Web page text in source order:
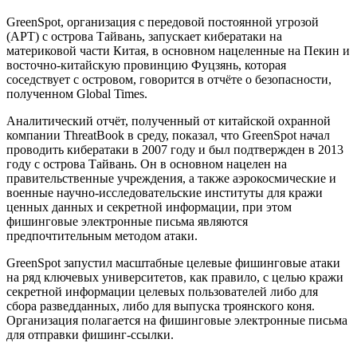
GreenSpot, организация с передовой постоянной угрозой
(APT) с острова Тайвань, запускает кибератаки на
материковой части Китая, в основном нацеленные на Пекин и
восточно-китайскую провинцию Фуцзянь, которая
соседствует с островом, говорится в отчёте о безопасности,
полученном Global Times.
Аналитический отчёт, полученный от китайской охранной
компании ThreatBook в среду, показал, что GreenSpot начал
проводить кибератаки в 2007 году и был подтвержден в 2013
году с острова Тайвань. Он в основном нацелен на
правительственные учреждения, а также аэрокосмические и
военные научно-исследовательские институты для кражи
ценных данных и секретной информации, при этом
фишинговые электронные письма являются
предпочтительным методом атаки.
GreenSpot запустил масштабные целевые фишинговые атаки
на ряд ключевых университетов, как правило, с целью кражи
секретной информации целевых пользователей либо для
сбора разведданных, либо для выпуска троянского коня.
Организация полагается на фишинговые электронные письма
для отправки фишинг-ссылки.